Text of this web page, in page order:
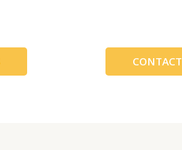
CONTACT